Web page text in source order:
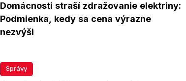
Domácnosti straší zdražovanie elektriny:
Podmienka, kedy sa cena výrazne
nezvýši
Správy